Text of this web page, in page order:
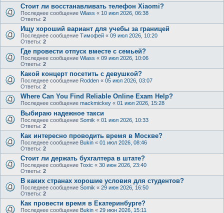
Стоит ли восстанавливать телефон Xiaomi?
Последнее сообщение Wlass « 10 июл 2026, 06:38
Ответы: 2
Ищу хороший вариант для учебы за границей
Последнее сообщение Тимофей « 09 июл 2026, 10:20
Ответы: 2
Где провести отпуск вместе с семьей?
Последнее сообщение Wlass « 09 июл 2026, 10:06
Ответы: 2
Какой концерт посетить с девушкой?
Последнее сообщение Rodden « 05 июл 2026, 03:07
Ответы: 2
Where Can You Find Reliable Online Exam Help?
Последнее сообщение mackmickey « 01 июл 2026, 15:28
Выбираю надежное такси
Последнее сообщение Somik « 01 июл 2026, 10:33
Ответы: 2
Как интересно проводить время в Москве?
Последнее сообщение Bukin « 01 июл 2026, 08:46
Ответы: 2
Стоит ли держать бухгалтера в штате?
Последнее сообщение Toxic « 30 июн 2026, 23:40
Ответы: 2
В каких странах хорошие условия для студентов?
Последнее сообщение Somik « 29 июн 2026, 16:50
Ответы: 2
Как провести время в Екатеринбурге?
Последнее сообщение Bukin « 29 июн 2026, 15:11